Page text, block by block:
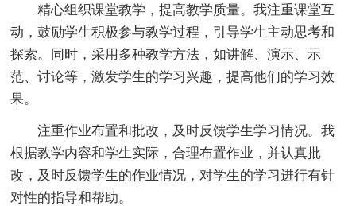
精心组织课堂教学，提高教学质量。我注重课堂互
动，鼓励学生积极参与教学过程，引导学生主动思考和
探索。同时，采用多种教学方法，如讲解、演示、示
范、讨论等，激发学生的学习兴趣，提高他们的学习效
果。
注重作业布置和批改，及时反馈学生学习情况。我
根据教学内容和学生实际，合理布置作业，并认真批
改，及时反馈学生的作业情况，对学生的学习进行有针
对性的指导和帮助。